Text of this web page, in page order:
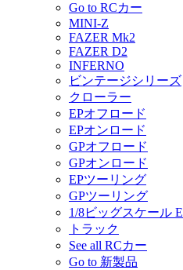
Go to RCカー
MINI-Z
FAZER Mk2
FAZER D2
INFERNO
ビンテージシリーズ
クローラー
EPオフロード
EPオンロード
GPオフロード
GPオンロード
EPツーリング
GPツーリング
1/8ビッグスケール
トラック
See all RCカー
Go to 新製品